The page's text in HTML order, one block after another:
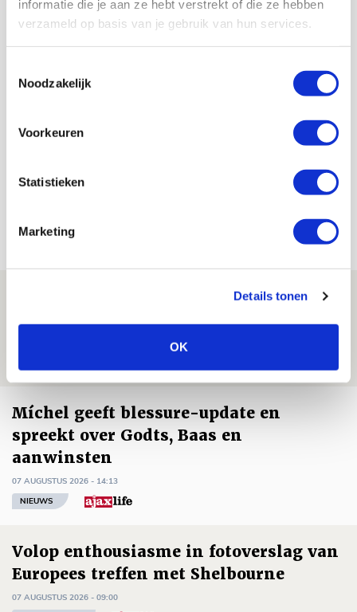
informatie die je aan ze hebt verstrekt of die ze hebben
verzameld op basis van je gebruik van hun services.
Noodzakelijk
Voorkeuren
Statistieken
Marketing
Details tonen
OK
Deel jouw tofste supportersfoto
en maak kans op gesigneerd
Net binnen //
Brandt: ‘Ajax en Cruijff bleven door
mijn hoofd spoken’
Míchel geeft blessure-update en
spreekt over Godts, Baas en
aanwinsten
07 AUGUSTUS 2026 - 14:13
NIEUWS
Volop enthousiasme in fotoverslag van
Europees treffen met Shelbourne
07 AUGUSTUS 2026 - 09:00